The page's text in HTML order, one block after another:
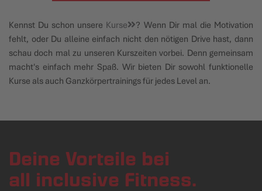
Kennst Du schon unsere Kurse
? Wenn Dir mal die Motivation
fehlt, oder Du alleine einfach nicht den nötigen Drive hast, dann
schau doch mal zu unseren Kurszeiten vorbei. Denn gemeinsam
macht's einfach mehr Spaß. Wir bieten Dir sowohl funktionelle
Kurse als auch Ganzkörpertrainings für jedes Level an.
Deine Vorteile bei
all inclusive Fitness.